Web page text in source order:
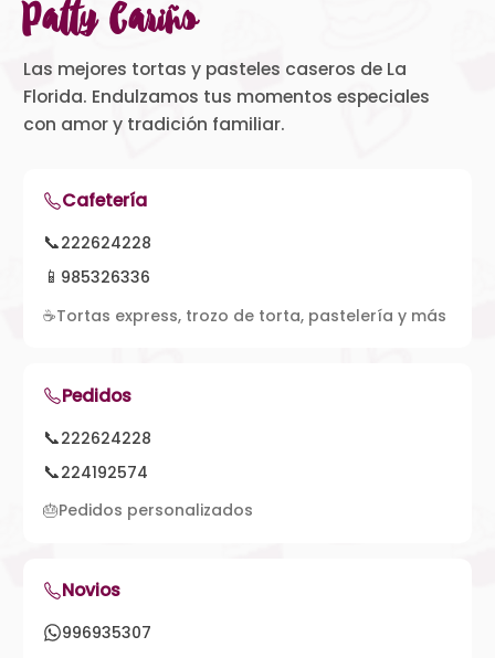
Patty Cariño
Las mejores tortas y pasteles caseros de La
Florida. Endulzamos tus momentos especiales
con amor y tradición familiar.
Cafetería
📞222624228
📱 985326336
☕Tortas express, trozo de torta, pastelería y más
Pedidos
📞222624228
📞224192574
🎂Pedidos personalizados
Novios
996935307